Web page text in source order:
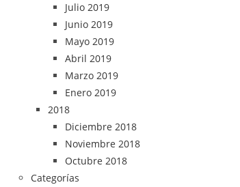
Julio 2019
Junio 2019
Mayo 2019
Abril 2019
Marzo 2019
Enero 2019
2018
Diciembre 2018
Noviembre 2018
Octubre 2018
Categorías